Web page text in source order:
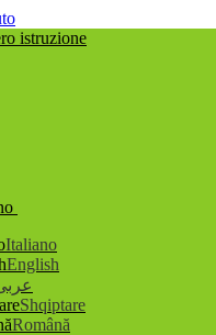
Italiano
English
Shqiptare
Română